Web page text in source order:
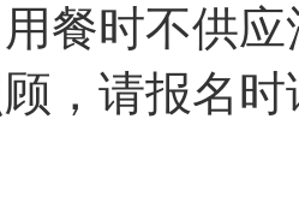
餐时不供
，请报名